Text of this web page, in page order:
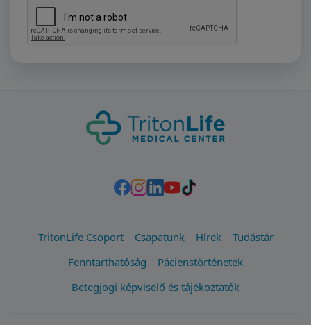
TritonLife Csoport Csapatunk Hírek
Tudástár
Fenntarthatóság
Pácienstörténetek
Betegjogi képviselő és tájékoztatók